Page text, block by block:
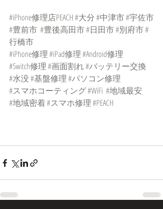
#iPhone修理店PEACH#大分#中津市#宇佐市
#豊前市 #豊後高田市#日田市#別府市#
行橋市
#iPhone修理#iPad修理#Android修理
#Switch修理#画面割れ#バッテリー交換
#水没#基盤修理#パソコン修理
#スマホコーティング#WiFi #地域最安
#地域密着#スマホ修理#PEACH